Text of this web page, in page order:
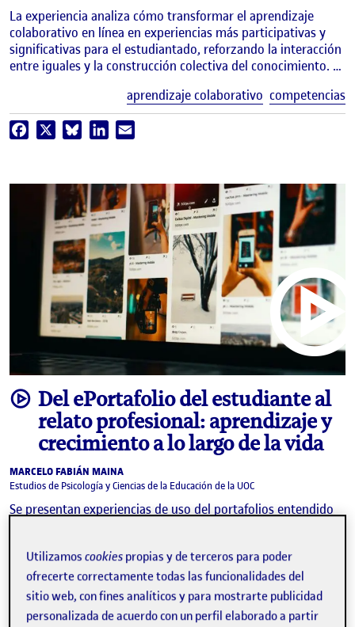
La experiencia analiza cómo transformar el aprendizaje
colaborativo en línea en experiencias más participativas y
significativas para el estudiantado, reforzando la interacción
entre iguales y la construcción colectiva del conocimiento. …
aprendizaje colaborativo competencias
Facebook BlueskyLinkedIn
videoDel ePortafolio del estudiante al
relato profesional: aprendizaje y
crecimiento a lo largo de la vida
MARCELO FABIÁN MAINA
Estudios de Psicología y Ciencias de la Educación de la UOC
Se presentan experiencias de uso del portafolios entendido
en el itinerario de investigación del master …
competencias evidencias
microcredenciales
portfolio digital
Utilizamoscookies propias y de terceros para poder
ofrecerte correctamente todas las funcionalidades del
sitio web, con fines analíticos y para mostrarte publicidad
personalizada de acuerdo con un perfil elaborado a partir